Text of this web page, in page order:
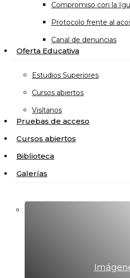
Compromiso con la
Protocolo frente al
Canal de denuncias
Oferta Educativa
Estudios Superiores
Cursos abiertos
Visítanos
Pruebas de acceso
Cursos abiertos
Biblioteca
Galerías